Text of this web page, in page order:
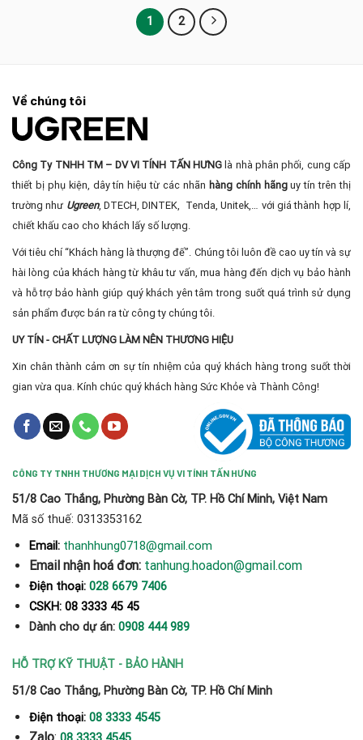
1 2
Về chúng tôi
Công Ty TNHH TM – DV VI TÍNH TẤN HƯNGlà nhà phân phối, cung cấp
thiết bị phụ kiện, dây tín hiệu từ các nhãn hàng chính hãnguy tín trên thị
trường như Ugreen, DTECH, DINTEK, Tenda, Unitek,… với giá thành hợp lí,
chiết khấu cao cho khách lấy số lượng.
Với tiêu chí “Khách hàng là thượng đế”. Chúng tôi luôn đề cao uy tín và sự
hài lòng của khách hàng từ khâu tư vấn, mua hàng đến dịch vụ bảo hành
và hỗ trợ bảo hành giúp quý khách yên tâm trong suốt quá trình sử dụng
sản phẩm được bán ra từ công ty chúng tôi.
UY TÍN - CHẤT LƯỢNG LÀM NÊN THƯƠNG HIỆU
Xin chân thành cảm ơn sự tín nhiệm của quý khách hàng trong suốt thời
gian vừa qua. Kính chúc quý khách hàng Sức Khỏe và Thành Công!
CÔNG TY TNHH THƯƠNG MẠI DỊCH VỤ VI TÍNH TẤN HƯNG
51/8 Cao Thắng, Phường Bàn Cờ, TP. Hồ Chí Minh, Việt Nam
Mã số thuế: 0313353162
Email: thanhhung0718@gmail.com
Email nhận hoá đơn: tanhung.hoadon@gmail.com
Điện thoại: 028 6679 7406
CSKH: 08 3333 45 45
Dành cho dự án: 0908 444 989
HỖ TRỢ KỸ THUẬT - BẢO HÀNH
51/8 Cao Thắng, Phường Bàn Cờ, TP. Hồ Chí Minh
Điện thoại: 08 3333 4545